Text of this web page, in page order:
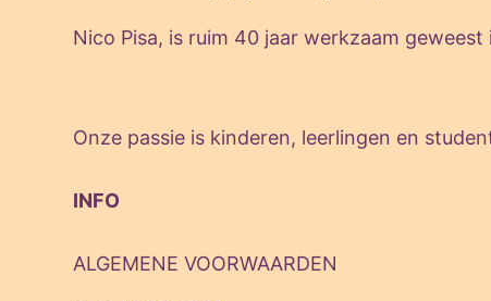
​Nico Pisa, is ruim 40 jaar werkzaam
Onze passie is kinderen, leerlingen en
INFO
ALGEMENE VOORWAARDEN